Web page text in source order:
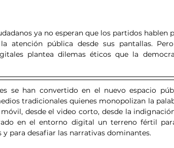
ya no esperan que los partidos hablen
atención pública desde sus pantallas.
plantea dilemas éticos que la
se han convertido en el nuevo espacio
tradicionales quienes monopolizan la
desde el video corto, desde la
en el entorno digital un terreno fértil
para desafiar las narrativas dominantes.